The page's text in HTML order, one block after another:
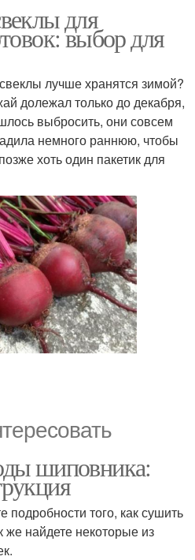
для
выбор для
лучше хранятся зимой?
долежал только до декабря,
выбросить, они совсем
немного раннюю, чтобы
хоть один пакетик для
шиповника:
подробности того, как сушить
же найдете некоторые из